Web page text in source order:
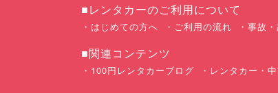
■レンタカーのご利用について
はじめての方へ ご利用の流れ 事故
■関連コンテンツ
100円レンタカーブログ レンタカー・